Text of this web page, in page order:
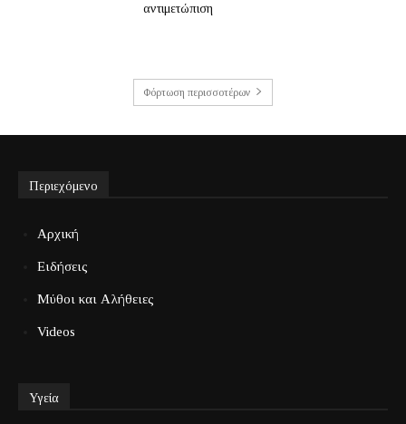
αντιμετώπιση
Φόρτωση περισσοτέρων
Περιεχόμενο
Αρχική
Ειδήσεις
Μύθοι και Αλήθειες
Videos
Υγεία